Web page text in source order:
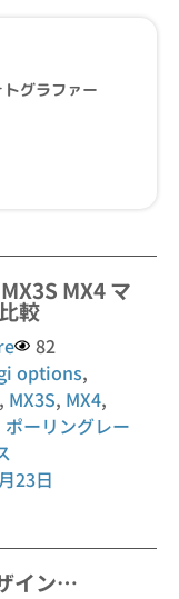
グラファー
MX4 マ
較
82
options,
, MX3S, MX4,
ポーリングレー
23日
イン…